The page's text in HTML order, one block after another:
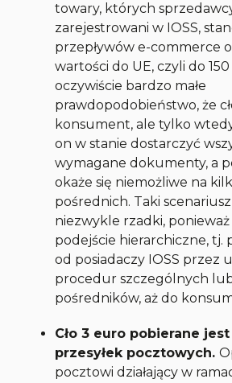
towary, których
zarejestrowani w IOSS,
przepływów e-commerce
wartości do UE, czyli do
oczywiście bardzo małe
prawdopodobieństwo, że
konsument, ale tylko
on w stanie dostarczyć
wymagane dokumenty, a
okaże się niemożliwe na
pośrednich. Taki
niezwykle rzadki,
podejście hierarchiczne, tj.
od posiadaczy IOSS przez
procedur szczególnych
pośredników, aż do
Cło 3 euro pobierane
przesyłek pocztowych.
pocztowi działający w